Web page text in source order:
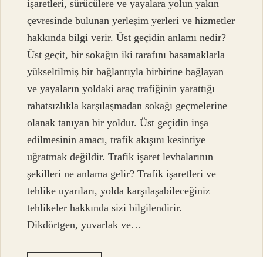
işaretleri, sürücülere ve yayalara yolun yakın
çevresinde bulunan yerleşim yerleri ve hizmetler
hakkında bilgi verir. Üst geçidin anlamı nedir?
Üst geçit, bir sokağın iki tarafını basamaklarla
yükseltilmiş bir bağlantıyla birbirine bağlayan
ve yayaların yoldaki araç trafiğinin yarattığı
rahatsızlıkla karşılaşmadan sokağı geçmelerine
olanak tanıyan bir yoldur. Üst geçidin inşa
edilmesinin amacı, trafik akışını kesintiye
uğratmak değildir. Trafik işaret levhalarının
şekilleri ne anlama gelir? Trafik işaretleri ve
tehlike uyarıları, yolda karşılaşabileceğiniz
tehlikeler hakkında sizi bilgilendirir.
Dikdörtgen, yuvarlak ve…